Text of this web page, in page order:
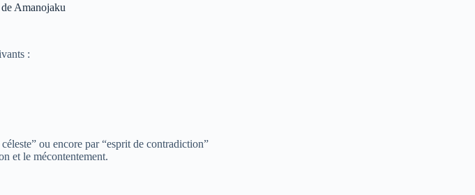
Amanojaku
:
ou encore par “esprit de contradiction”
et le mécontentement.